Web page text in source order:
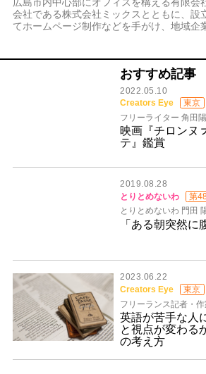
会社である株式会社ミックスとともに、設
てホームページ制作などを手がけ、地域企
おすすめ記事
2022.05.10
Creators Eye
東京
フリーライター 角田
映画『チロン
テ』鑑賞
2019.08.28
とりとめないわ
第
とりとめないわ 門田
「ある朝突然に
2023.06.22
Creators Eye
東京
フリーランス記者・
英語が苦手な人
と視点が変わる
の考え方